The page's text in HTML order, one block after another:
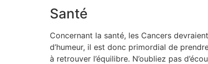
Santé
Concernant la santé, les Cancers
d’humeur, il est donc primordial de
à retrouver l’équilibre. N’oubliez pas